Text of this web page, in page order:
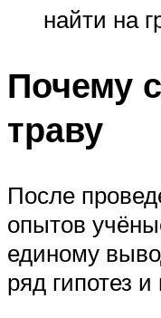
найти на
Почему
траву
После
опытов
единому
ряд гипотез